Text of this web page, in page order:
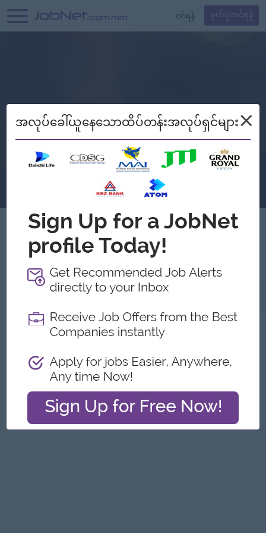
၀င်ရန် မှတ်ပုံတင်ရန်
EiSu Engineering
အကြောင်းအရာ
ဤကြော်ငြာကို တိုင်ကြားရန်
အလုပ်ခေါ်ယူနေသောထိပ်တန်းအလုပ်ရှင်များ×